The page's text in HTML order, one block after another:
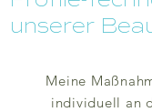
unserer
Meine
individuell an